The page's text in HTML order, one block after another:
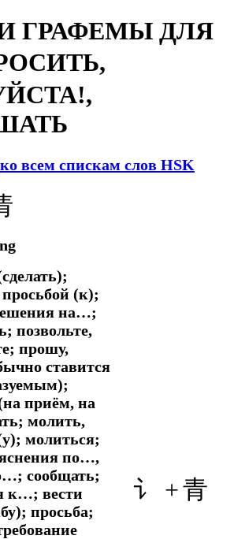
ГРАФЕМЫ ДЛЯ
ко всем спискам слов HSK
(к);
на…;
позвольте,
прошу,
ставится
приём, на
молить,
молиться;
по…,
сообщать;
к…; вести
просьба;
讠 +青